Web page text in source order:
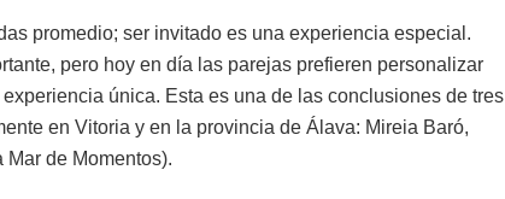
promedio; ser invitado es una experiencia especial.
pero hoy en día las parejas prefieren personalizar
única. Esta es una de las conclusiones de tres
en Vitoria y en la provincia de Álava: Mireia Baró,
de Momentos).